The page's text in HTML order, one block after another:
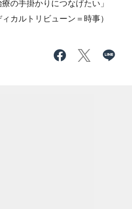
の手掛かりにつなげたい」
カルトリビューン＝時事）